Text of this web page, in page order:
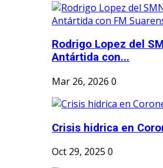
Rodrigo Lopez del
Antártida con...
Mar 26, 2026 0
Crisis hidrica en
Oct 29, 2025 0